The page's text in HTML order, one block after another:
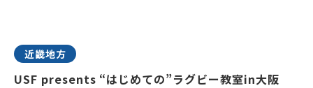
近畿地方
USF presents “はじめての”ラグビー教室in大阪